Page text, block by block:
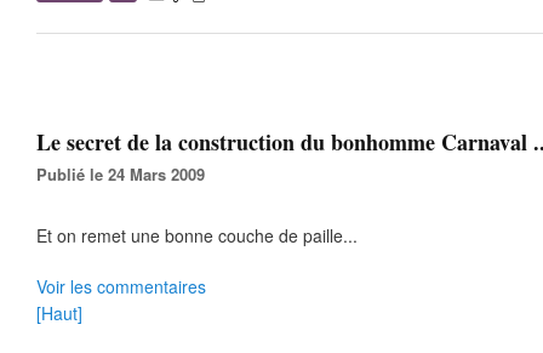
Le secret de la construction du bonhomme Carnaval
Publié le 24 Mars 2009
Et on remet une bonne couche de paille...
Voir les commentaires
[Haut]